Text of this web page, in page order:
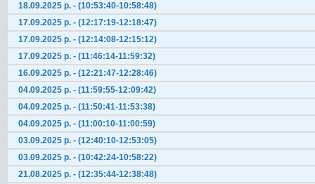
18.09.2025 р. - (10:53:40-10:58:48)
17.09.2025 р. - (12:17:19-12:18:47)
17.09.2025 р. - (12:14:08-12:15:12)
17.09.2025 р. - (11:46:14-11:59:32)
16.09.2025 р. - (12:21:47-12:28:46)
04.09.2025 р. - (11:59:55-12:09:42)
04.09.2025 р. - (11:50:41-11:53:38)
04.09.2025 р. - (11:00:10-11:00:59)
03.09.2025 р. - (12:40:10-12:53:05)
03.09.2025 р. - (10:42:24-10:58:22)
21.08.2025 р. - (12:35:44-12:38:48)